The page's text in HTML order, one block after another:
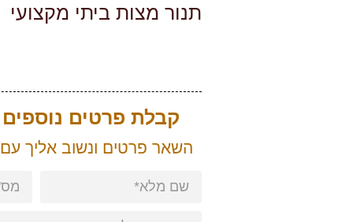
תנור מצות ביתי מקצועי
קבלת פרטים
השאר פרטים ונשוב אליך